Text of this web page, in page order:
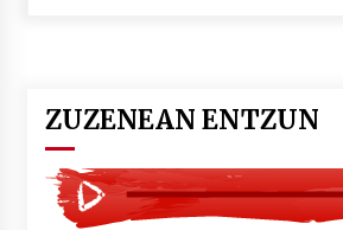
Larunbatean Plentziako
da
2026/07/07
ZUZENEAN ENTZUN